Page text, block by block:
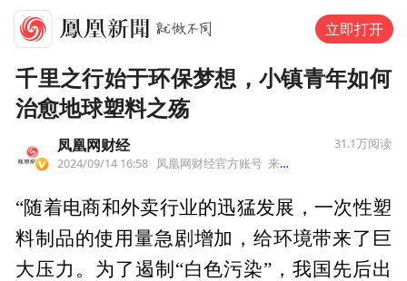
立即打开
千里之行始于环保梦想，小镇青年如何
治愈地球塑料之殇
凤凰网财经
2024/09/14 16:58 凤凰网财经官方账号 来自北京市
31.1万阅读
“随着电商和外卖行业的迅猛发展，一次性塑
料制品的使用量急剧增加，给环境带来了巨
大压力。为了遏制“白色污染”，我国先后出